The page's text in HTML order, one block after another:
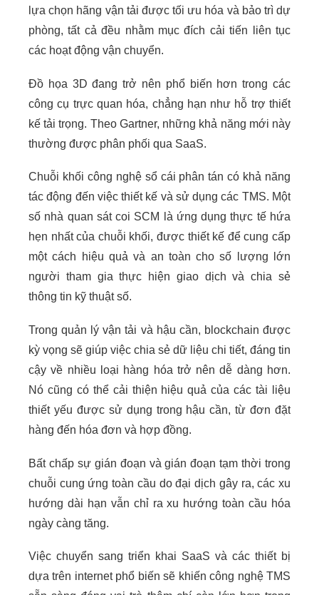
lựa chọn hãng vận tải được tối ưu hóa và bảo trì dự
phòng, tất cả đều nhằm mục đích cải tiến liên tục
các hoạt động vận chuyển.
Đồ họa 3D đang trở nên phổ biến hơn trong các
công cụ trực quan hóa, chẳng hạn như hỗ trợ thiết
kế tải trọng. Theo Gartner, những khả năng mới này
thường được phân phối qua SaaS.
Chuỗi khối công nghệ sổ cái phân tán có khả năng
tác động đến việc thiết kế và sử dụng các TMS. Một
số nhà quan sát coi SCM là ứng dụng thực tế hứa
hẹn nhất của chuỗi khối, được thiết kế để cung cấp
một cách hiệu quả và an toàn cho số lượng lớn
người tham gia thực hiện giao dịch và chia sẻ
thông tin kỹ thuật số.
Trong quản lý vận tải và hậu cần, blockchain được
kỳ vọng sẽ giúp việc chia sẻ dữ liệu chi tiết, đáng tin
cậy về nhiều loại hàng hóa trở nên dễ dàng hơn.
Nó cũng có thể cải thiện hiệu quả của các tài liệu
thiết yếu được sử dụng trong hậu cần, từ đơn đặt
hàng đến hóa đơn và hợp đồng.
Bất chấp sự gián đoạn và gián đoạn tạm thời trong
chuỗi cung ứng toàn cầu do đại dịch gây ra, các xu
hướng dài hạn vẫn chỉ ra xu hướng toàn cầu hóa
ngày càng tăng.
Việc chuyển sang triển khai SaaS và các thiết bị
dựa trên internet phổ biến sẽ khiến công nghệ TMS